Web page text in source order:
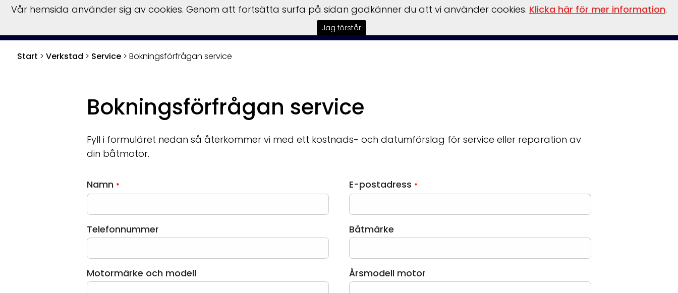
Kampanjer Båtar
Start > Verkstad > Service> Bokningsförfrågan service
Bokningsförfrågan service
Fyll i formuläret nedan så återkommer vi med ett kostnads- och datumförslag för service eller reparation av
din båtmotor.
Namn * E-postadress *
Telefonnummer Båtmärke
Motormärke och modell Årsmodell motor
Vår hemsida använder sig av cookies. Genom att fortsätta surfa på sidan godkänner du att vi använder cookies. Klicka här för mer information.
Jag förstår